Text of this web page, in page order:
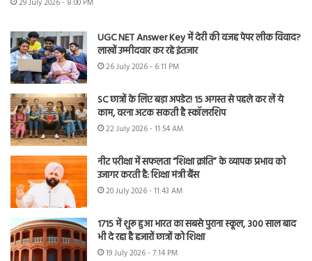
29 July 2026 - 8:00 PM
UGC NET Answer Key में देरी की वजह पेपर लीक विवाद?
लाखों उम्मीदवार कर रहे इंतजार
26 July 2026 - 6:11 PM
SC छात्रों के लिए बड़ा अपडेट! 15 अगस्त से पहले कर लें ये
काम, वरना अटक सकती है स्कॉलरशिप
22 July 2026 - 11:54 AM
नीट परीक्षा में सफलता “शिक्षा क्रांति” के व्यापक प्रभाव को
उजागर करती है: शिक्षा मंत्री बैंस
20 July 2026 - 11:43 AM
1715 में शुरू हुआ भारत का सबसे पुराना स्कूल, 300 साल बाद
भी दे रहा है हजारों छात्रों को शिक्षा
19 July 2026 - 7:14 PM